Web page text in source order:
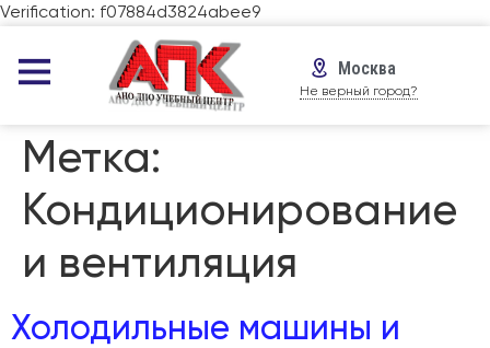
Verification: f07884d3824abee9
Москва
Не верный город?
Метка:
Кондиционирование
и вентиляция
Холодильные машины и